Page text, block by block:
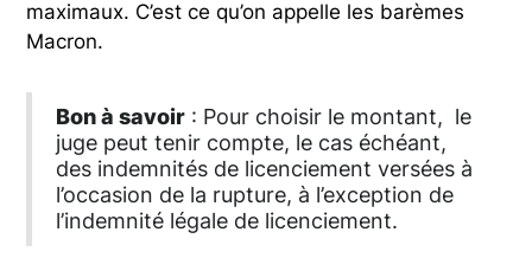
maximaux. C’est ce qu’on appelle les barèmes
Macron.
Bon à savoir : Pour choisir le montant, le
juge peut tenir compte, le cas échéant,
des indemnités de licenciement versées à
l’occasion de la rupture, à l’exception de
l’indemnité légale de licenciement.